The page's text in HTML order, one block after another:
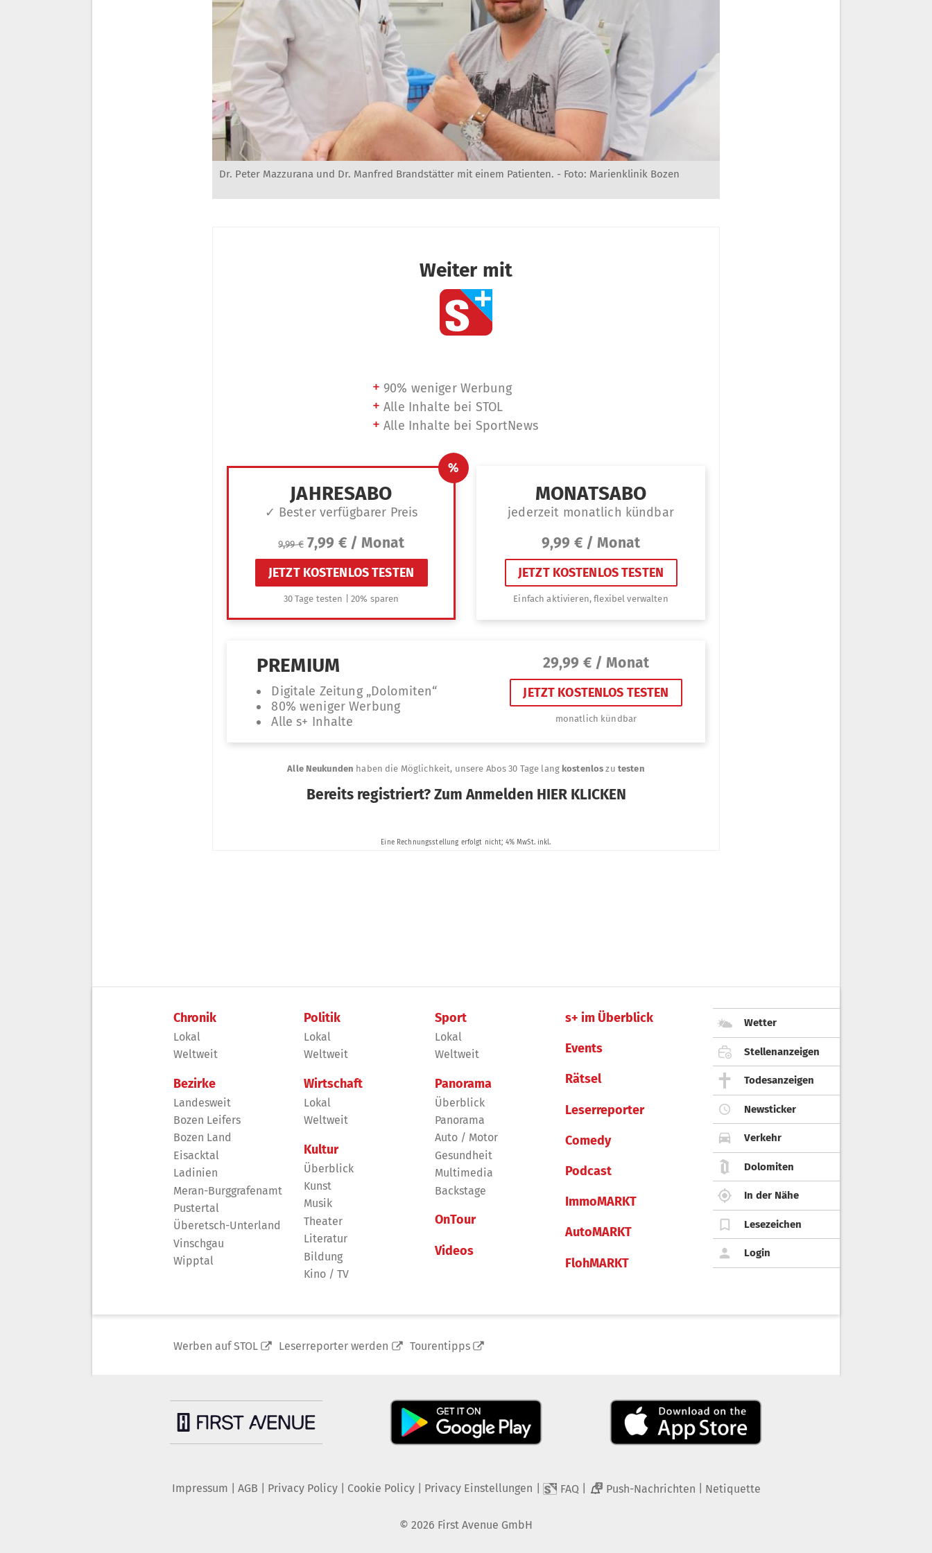
Dr. Peter Mazzurana und Dr. Manfred Brandstätter mit einem Patienten. - Foto: Marienklinik Bozen
Chronik
Lokal
Weltweit
Bezirke
Landesweit
Bozen Leifers
Bozen Land
Eisacktal
Ladinien
Meran-Burggrafenamt
Pustertal
Überetsch-Unterland
Vinschgau
Wipptal
Politik
Lokal
Weltweit
Wirtschaft
Lokal
Weltweit
Kultur
Überblick
Kunst
Musik
Theater
Literatur
Bildung
Kino / TV
Sport
Lokal
Weltweit
Panorama
Überblick
Panorama
Auto / Motor
Gesundheit
Multimedia
Backstage
OnTour
Videos
s+ im Überblick
Events
Rätsel
Leserreporter
Comedy
Podcast
ImmoMARKT
AutoMARKT
FlohMARKT
Wetter
Stellenanzeigen
Todesanzeigen
Newsticker
Verkehr
Dolomiten
In der Nähe
Lesezeichen
Login
Werben auf STOL Leserreporter werden Tourentipps
Impressum AGB Privacy Policy| Cookie Policy| Privacy Einstellungen FAQ 2 Push-Nachrichten Netiquette
© 2026 First Avenue GmbH